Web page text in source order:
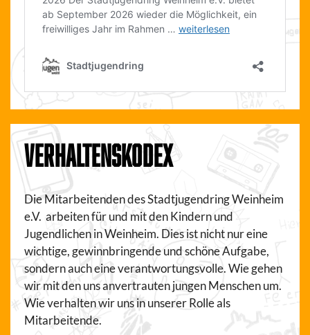
VERHALTENSKODEX
Die Mitarbeitenden des Stadtjugendring Weinheim
e.V. arbeiten für und mit den Kindern und
Jugendlichen in Weinheim. Dies ist nicht nur eine
wichtige, gewinnbringende und schöne Aufgabe,
sondern auch eine verantwortungsvolle. Wie gehen
wir mit den uns anvertrauten jungen Menschen um.
Wie verhalten wir uns in unserer Rolle als
Mitarbeitende.